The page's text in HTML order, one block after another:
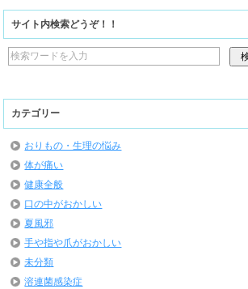
サイト内検索どうぞ！！
カテゴリー
おりもの・生理の悩み
体が痛い
健康全般
口の中がおかしい
夏風邪
手や指や爪がおかしい
未分類
溶連菌感染症